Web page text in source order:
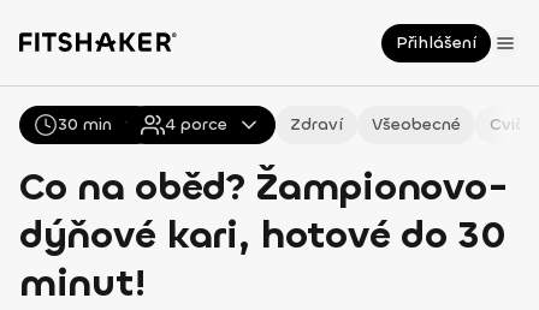
Přihlášení
Všechny Recepty Zdraví Všeobecné
Co na oběd? Žampionovo-
dýňové kari, hotové do 30
minut!
30 min 4 porce